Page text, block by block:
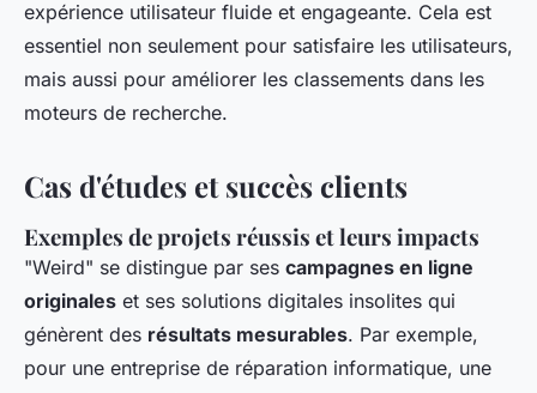
expérience utilisateur fluide et engageante. Cela est
essentiel non seulement pour satisfaire les utilisateurs,
mais aussi pour améliorer les classements dans les
moteurs de recherche.
Cas d'études et succès clients
Exemples de projets réussis et leurs impacts
"Weird" se distingue par ses campagnes en ligne
originales et ses solutions digitales insolites qui
génèrent des résultats mesurables. Par exemple,
pour une entreprise de réparation informatique, une